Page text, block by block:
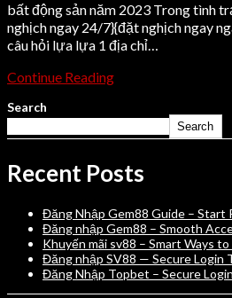
bất động sản năm 2023 Trong tình
nghịch ngay 24/7}{đặt nghịch ngay
câu hỏi lựa lựa 1 địa chỉ…
Continue Reading
Search
Search
Recent Posts
Đăng Nhập Gem88 Guide – Start
Đăng nhập Gem88 – Smooth
Khuyến mãi sv88 – Smart Ways
Đăng nhập SV88 — Secure Login
Đăng Nhập Topbet – Secure